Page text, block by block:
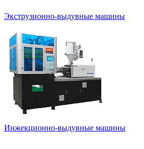
Экструзионно-выдувные машины
Инжекционно-выдувные машины